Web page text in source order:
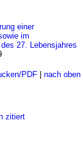
einer
im
27. Lebensjahres
PDF| nach oben
zitiert